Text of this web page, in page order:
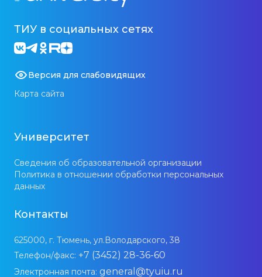
ТИУ в социальных сетях
Версия для слабовидящих
Карта сайта
Университет
Сведения об образовательной организации
Политика в отношении обработки персональных
данных
Контакты
625000, г. Тюмень, ул.Володарского, 38
Телефон/факс: +7 (3452) 28-36-60
Электронная почта: general@tyuiu.ru